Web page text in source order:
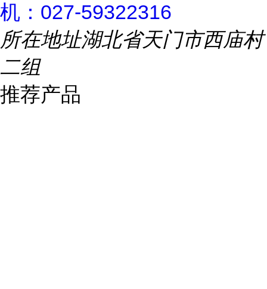
机：027-59322316
所在地址湖北省天门市西庙村
二组
推荐产品